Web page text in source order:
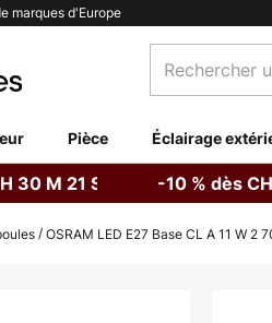
marques d'Europe
un
catégorie...
Pièce Éclairage
30 M 20 S -10 % dès
OSRAM LED E27 Base CL A 11 W 2